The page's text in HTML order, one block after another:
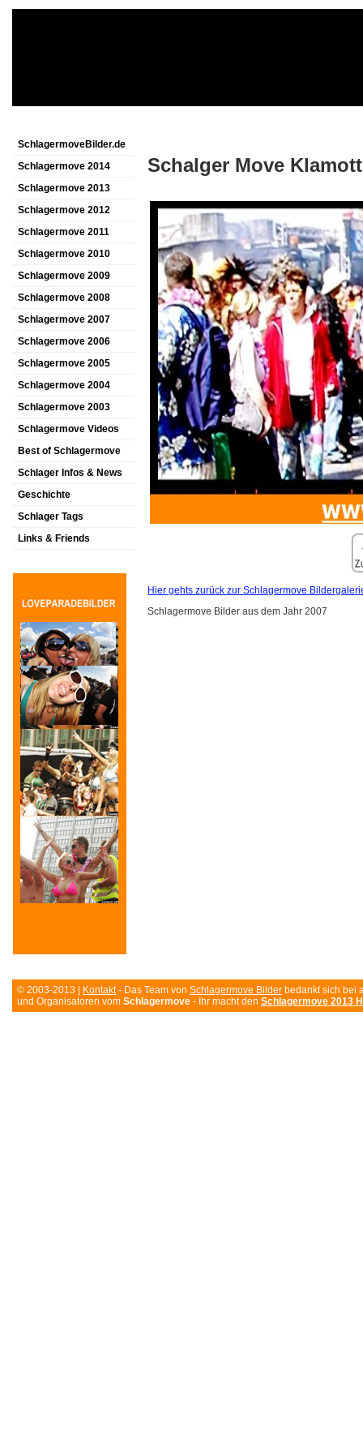
SchlagermoveBilder.de
Schlagermove 2014
Schlagermove 2013
Schlagermove 2012
Schlagermove 2011
Schlagermove 2010
Schlagermove 2009
Schlagermove 2008
Schlagermove 2007
Schlagermove 2006
Schlagermove 2005
Schlagermove 2004
Schlagermove 2003
Schlagermove Videos
Best of Schlagermove
Schlager Infos & News
Geschichte
Schlager Tags
Links & Friends
Schalger Move
Hier gehts zurück zur Schlagermove
Schlagermove Bilder aus dem Jahr 2007
© 2003-2013 | Kontakt- Das Team von Schlagermove Bilder bedankt sich bei
und Organisatoren vom Schlagermove - Ihr macht den Schlagermove 2013